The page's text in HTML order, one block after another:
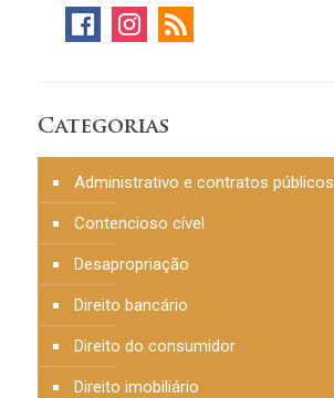
Categorias
Administrativo e contratos públicos
Contencioso cível
Desapropriação
Direito bancário
Direito do consumidor
Direito imobiliário